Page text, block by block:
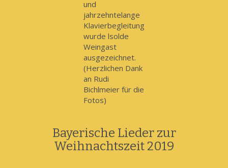
und
jahrzehntelange
Klavierbegleitung
wurde lsolde
Weingast
ausgezeichnet.
(Herzlichen Dank
an Rudi
Bichlmeier für die
Fotos)
Bayerische Lieder zur
Weihnachtszeit 2019